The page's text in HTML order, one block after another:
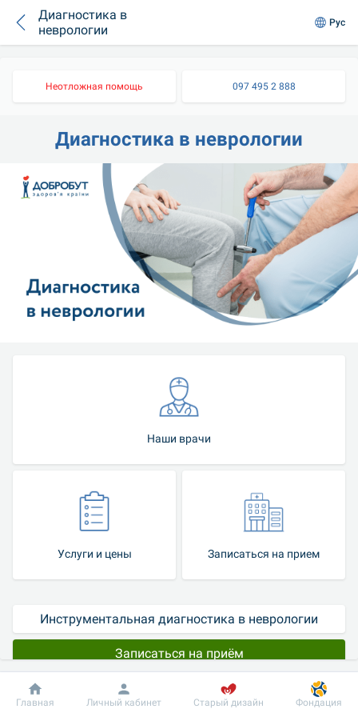
Диагностика в
неврологии
Рус
Неотложная помощь 097 495 2 888
Диагностика в неврологии
Наши врачи
Услуги и цены Записаться на прием
Инструментальная диагностика в неврологии
Записаться на приём
Врачи-неврологи медицинской сети “Добробут” начинают
Добробут Информация Пациенту
Главная Личный кабинет Старый дизайн Фондация